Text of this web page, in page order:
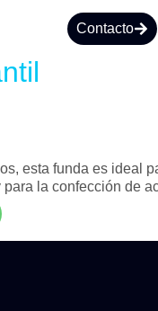
Contacto
esta funda es ideal
la confección de